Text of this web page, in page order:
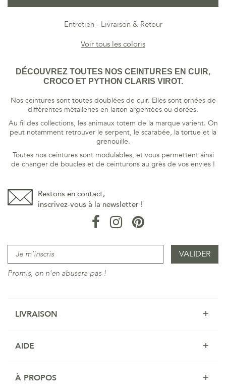
Entretien
Livraison & Retour
Voir tous les coloris
DÉCOUVREZ TOUTES NOS CEINTURES EN CUIR,
CROCO ET PYTHON CLARIS VIROT.
Nos ceintures sont toutes doublées de cuir. Elles sont ornées de
différentes métalleries en laiton argentées ou dorées.
Au fil des collections, les animaux totem de la marque varient. On
peut notamment retrouver le serpent, le scarabée, la tortue et la
grenouille.
Toutes nos ceintures sont modulables, et vous permettent ainsi
de changer de boucles et de ceinturons au grès de vos envies !
Restons en contact,
inscrivez-vous à la newsletter !
Promis, on n'en abusera pas !
LIVRAISON
AIDE
À PROPOS